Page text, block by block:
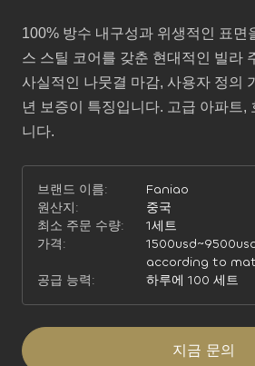
100% 방수 내구성과 위생적인 ​​표면
스 스틸 코어를 갖춘 현대적인 빌라
사실적인 나뭇결 마감, 사용자 정의
년 보증이 특징입니다. 고급 아파트,
니다.
브랜드 이름:
Faniao
원산지:
중국
최소 주문 수량:
1세트
가격:
according to
공급 능력:
하루에 100 세트
지금 문의